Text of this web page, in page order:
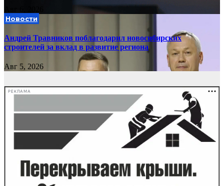
Новости
Андрей Травников поблагодарил новосибирских
строителей за вклад в развитие региона
Авг 5, 2026
РЕКЛАМА